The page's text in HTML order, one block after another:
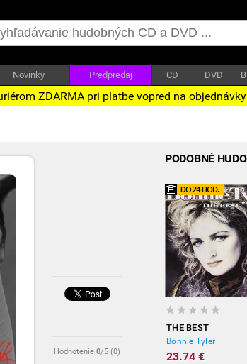
Novinky Predpredaj CD DVD
ZDARMA pri platbe vopred na
Hodnotenie 0/5 (0)
PODOBNÉ
THE BEST
Bonnie Tyler
23.74 €